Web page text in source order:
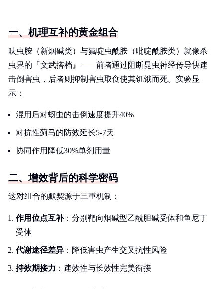
一、机理互补的黄金组合
呋虫胺（新烟碱类）与氟啶虫酰胺（吡啶酰胺类）就像杀
虫界的『文武搭档』——前者通过阻断昆虫神经传导快速
击倒害虫，后者则抑制害虫取食使其饥饿而死。实验显
示：
混用后对蚜虫的击倒速度提升40%
对抗性蓟马的防效延长5-7天
协同作用降低30%单剂用量
二、增效背后的科学密码
这对组合的默契源于三重机制：
作用位点互补：分别靶向烟碱型乙酰胆碱受体和鱼尼丁
受体
代谢途径差异 ：降低害虫产生交叉抗性风险
持效期接力 ：速效性与长效性完美衔接